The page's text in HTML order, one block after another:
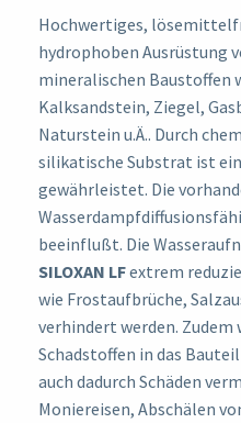
Hochwertiges,
hydrophoben Ausrüstung
mineralischen Baustoffen
Kalksandstein, Ziegel,
Naturstein u.Ä.. Durch
silikatische Substrat ist
gewährleistet. Die
beeinflußt. Die
SILOXAN LFextrem
wie Frostaufbrüche,
verhindert werden.
Schadstoffen in das
auch dadurch Schäden
Moniereisen, Abschälen